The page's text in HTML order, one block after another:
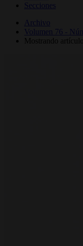
Secciones
Archivo
Volumen 76 -
Mostrando